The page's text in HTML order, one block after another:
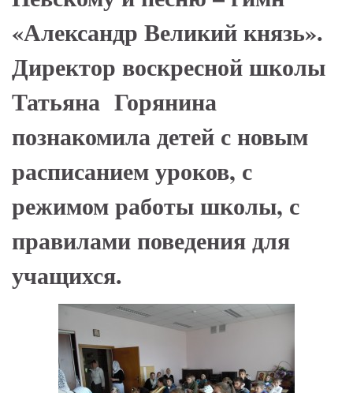
«Александр Великий князь».
Директор воскресной школы
Татьяна Горянина
познакомила детей с новым
расписанием уроков, с
режимом работы школы, с
правилами поведения для
учащихся.